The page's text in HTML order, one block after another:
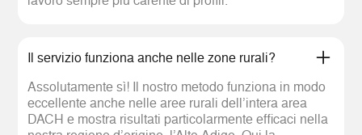
Il servizio funziona anche nelle zone rurali?
Assolutamente sì! Il nostro metodo funziona in modo
eccellente anche nelle aree rurali dell’intera area
DACH e mostra risultati particolarmente efficaci nella